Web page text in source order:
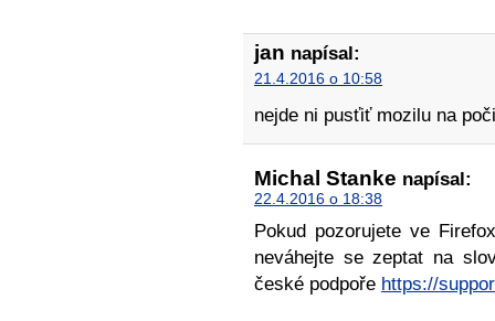
jan napísal:
21.4.2016 o 10:58
nejde ni pusťiť mozilu na
Michal Stanke napísal:
22.4.2016 o 18:38
Pokud pozorujete ve
neváhejte se zeptat na
české podpoře https://